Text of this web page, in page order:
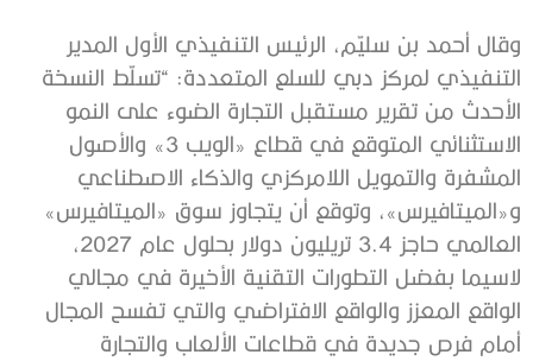
وقال أحمد بن سليّم، الرئيس التنفيذي الأول المدير
التنفيذي لمركز دبي للسلع المتعددة: “تسلّط النسخة
الأحدث من تقرير مستقبل التجارة الضوء على النمو
الاستثنائي المتوقع في قطاع «الويب 3» والأصول
المشفرة والتمويل اللامركزي والذكاء الاصطناعي
و«الميتافيرس»، وتوقع أن يتجاوز سوق «الميتافيرس»
العالمي حاجز 3.4 تريليون دولار بحلول عام 2027،
لاسيما بفضل التطورات التقنية الأخيرة في مجالي
الواقع المعزز والواقع الافتراضي والتي تفسح المجال
أمام فرص جديدة في قطاعات الألعاب والتجارة